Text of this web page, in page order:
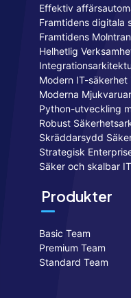
Effektiv
Framtidens digitala
Framtidens
Helhetlig
Modern IT-säkerhet
Moderna
Python-utveckling
Robust
Skräddarsydd
Strategisk
Säker och skalbar
Produkter
Basic Team
Premium Team
Standard Team